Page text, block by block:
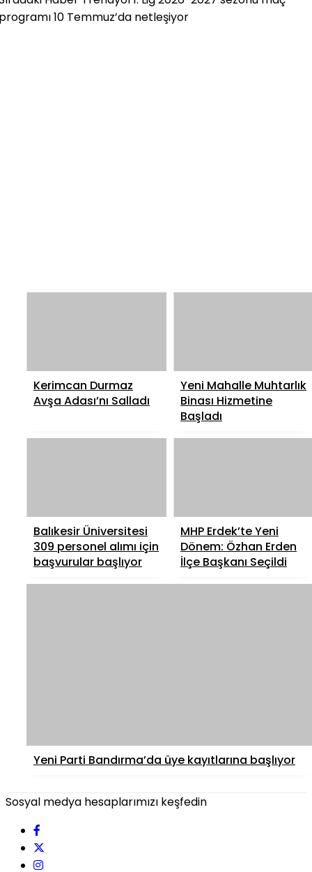
10 Temmuz’da netleşiyor
Kerimcan Durmaz
Avşa Adası’nı Salladı
Yeni Mahalle Muhtarlık
Binası Hizmetine
Başladı
Balıkesir Üniversitesi
309 personel alımı için
başvurular başlıyor
MHP Erdek’te Yeni
Dönem: Özhan Erden
İlçe Başkanı Seçildi
Yeni Parti Bandırma’da üye kayıtlarına başlıyor
Sosyal medya hesaplarımızı keşfedin